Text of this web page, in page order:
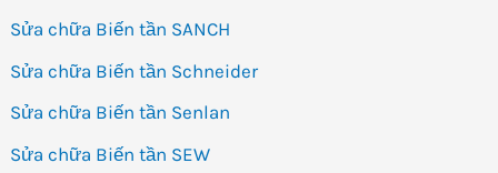
Sửa chữa Biến tần SANCH
Sửa chữa Biến tần Schneider
Sửa chữa Biến tần Senlan
Sửa chữa Biến tần SEW